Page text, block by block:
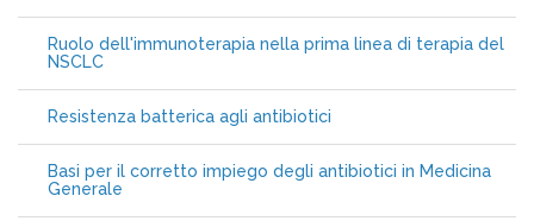
Ruolo dell'immunoterapia nella prima linea di terapia del
NSCLC
Resistenza batterica agli antibiotici
Basi per il corretto impiego degli antibiotici in Medicina
Generale